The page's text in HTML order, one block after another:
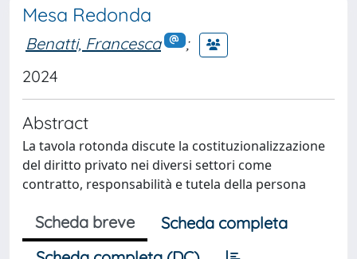
Mesa Redonda
Benatti, Francesca
;
2024
Abstract
La tavola rotonda discute la costituzionalizzazione
del diritto privato nei diversi settori come
contratto, responsabilità e tutela della persona
Scheda breve
Scheda completa